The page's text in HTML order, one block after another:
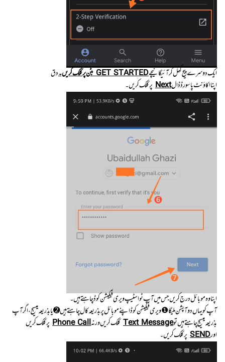
ایک دوسرےپیج کھل کر آئیگا نیچےGET STARTED بٹن پر کلک کریں۔
دق
اپنا اکاؤنٹ پاسورڈ ڈالNextپر کلک کریں۔
اپنا وہ موبائل درج کریں جس میں آپ ٹو اسٹیپ ویری فیکیشن کوڈ چاہتے ہیں ۔
آپ کویہاں دو آپشن ملیگا ❶ ویری فیکیشن کوڈ اپنے موبائل پر بذریعہ کال چاہتے ہیں ➋ یا بذریعہ میسیج، اگر آپ
بذریعہ میسیج چاہتے ہیں توText Messageکلک کریں ورنہPhone Callپر کلک کریں
اورSENDپر کلک کریں۔